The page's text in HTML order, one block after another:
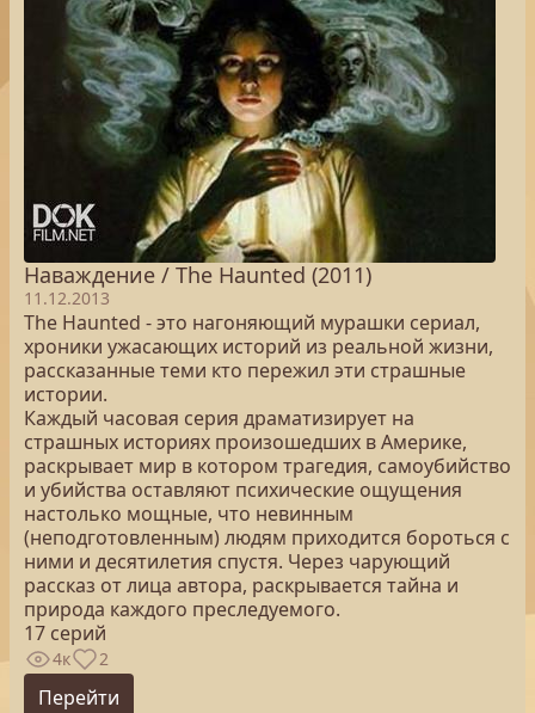
Наваждение / The Haunted (2011)
11.12.2013
The Haunted - это нагоняющий мурашки сериал,
хроники ужасающих историй из реальной жизни,
рассказанные теми кто пережил эти страшные
истории.
Каждый часовая серия драматизирует на
страшных историях произошедших в Америке,
раскрывает мир в котором трагедия, самоубийство
и убийства оставляют психические ощущения
настолько мощные, что невинным
(неподготовленным) людям приходится бороться с
ними и десятилетия спустя. Через чарующий
рассказ от лица автора, раскрывается тайна и
природа каждого преследуемого.
17 серий
4к 2
Перейти